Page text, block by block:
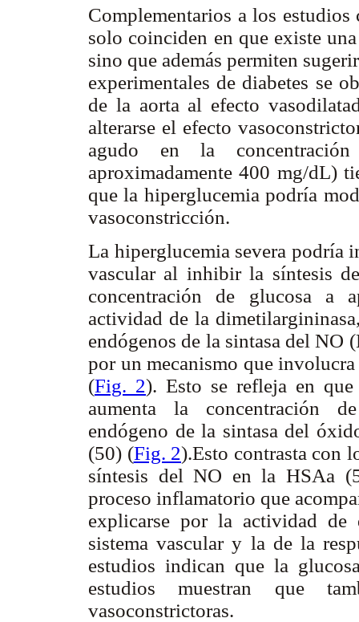
Complementarios a los
solo coinciden en que existe
sino que además permiten
experimentales de diabetes se
de la aorta al efecto
alterarse el efecto
agudo en la
aproximadamente 400 mg/dL)
que la hiperglucemia podría
vasoconstricción.
La hiperglucemia severa podría
vascular al inhibir la síntesis
concentración de glucosa a
actividad de la
endógenos de la sintasa del NO
por un mecanismo que
(Fig. 2). Esto se refleja en
aumenta la concentración
endógeno de la sintasa del
(50) (Fig. 2).Esto contrasta con
síntesis del NO en la HSAa
proceso inflamatorio que
explicarse por la actividad
sistema vascular y la de la
estudios indican que la
estudios muestran que
vasoconstrictoras.